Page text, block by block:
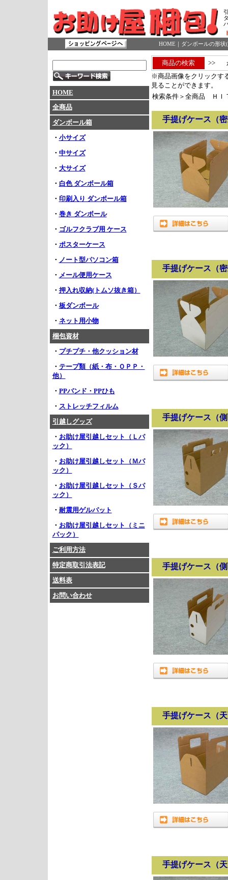
HOME ｜ ダンボールの形状
HOME
全商品
ダンボール箱
・ 小サイズ
・ 中サイズ
・ 大サイズ
・ 白色 ダンボール箱
・ 印刷入り ダンボール箱
・ 巻き ダンボール
・ ゴルフクラブ用 ケース
・ ポスターケース
・ ノート型パソコン箱
・ メール便用ケース
・ 押入れ収納(トムソ抜き箱）
・ 板ダンボール
・ ネット用小物
梱包資材
・ プチプチ・他クッション材
・ テープ類（紙・布・ＯＰＰ・
他）
・ PPバンド・PPひも
・ ストレッチフィルム
引越しグッズ
・ お助け屋引越しセット（Ｌパ
ック）
・ お助け屋引越しセット（Ｍパ
ック）
・ お助け屋引越しセット（Ｓパ
ック）
・ 耐震用ゲルパット
・ お助け屋引越しセット（ミニ
パック）
ご利用方法
特定商取引法表記
送料表
お問い合わせ
商品の検索 >>
※商品画像をクリックす
見ることができます。
検索条件＞全商品 ＨＩ
手提げケース（
手提げケース（
手提げケース（
手提げケース（
手提げケース（
手提げケース（